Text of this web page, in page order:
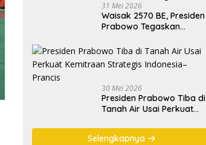
31 Mei 2026
Waisak 2570 BE, Presiden
Prabowo Tegaskan
Persaudaraan dan
Persatuan Bangsa
30 Mei 2026
Presiden Prabowo Tiba di
Tanah Air Usai Perkuat
Indonesia–Prancis
Selengkapnya